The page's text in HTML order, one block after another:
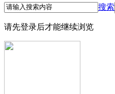
搜索
请先登录后才能继续浏览